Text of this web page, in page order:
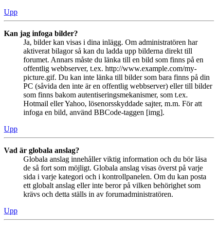
Upp
Kan jag infoga bilder?
Ja, bilder kan visas i dina inlägg. Om administratören har
aktiverat bilagor så kan du ladda upp bilderna direkt till
forumet. Annars måste du länka till en bild som finns på en
offentlig webbserver, t.ex. http://www.example.com/my-
picture.gif. Du kan inte länka till bilder som bara finns på din
PC (såvida den inte är en offentlig webbserver) eller till bilder
som finns bakom autentiseringsmekanismer, som t.ex.
Hotmail eller Yahoo, lösenorsskyddade sajter, m.m. För att
infoga en bild, använd BBCode-taggen [img].
Upp
Vad är globala anslag?
Globala anslag innehåller viktig information och du bör läsa
de så fort som möjligt. Globala anslag visas överst på varje
sida i varje kategori och i kontrollpanelen. Om du kan posta
ett globalt anslag eller inte beror på vilken behörighet som
krävs och detta ställs in av forumadministratören.
Upp